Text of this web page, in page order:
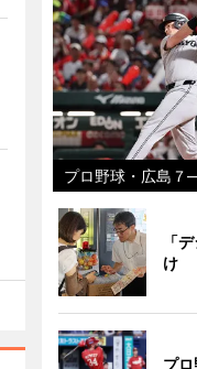
プロ野球・広島７
「
け
プ